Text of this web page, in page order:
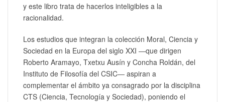
y este libro trata de hacerlos inteligibles a la
racionalidad.
Los estudios que integran la colección Moral, Ciencia y
Sociedad en la Europa del siglo XXI ―que dirigen
Roberto Aramayo, Txetxu Ausín y Concha Roldán, del
Instituto de Filosofía del CSIC― aspiran a
complementar el ámbito ya consagrado por la disciplina
CTS (Ciencia, Tecnología y Sociedad), poniendo el